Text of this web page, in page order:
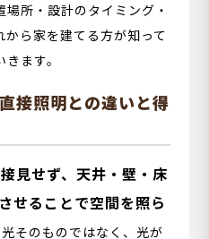
所・設計のタイミング・
ら家を建てる方が知って
ます。
接照明との違いと得
見せず、天井・壁・床
せることで空間を照ら
そのものではなく、光が